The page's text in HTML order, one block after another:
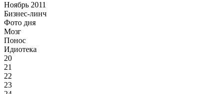
Ноябрь 2011
Бизнес-линч
Фото дня
Мозг
Понос
Идиотека
20
21
22
23